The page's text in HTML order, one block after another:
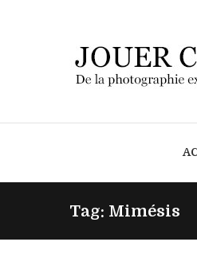
Tag: Mimésis